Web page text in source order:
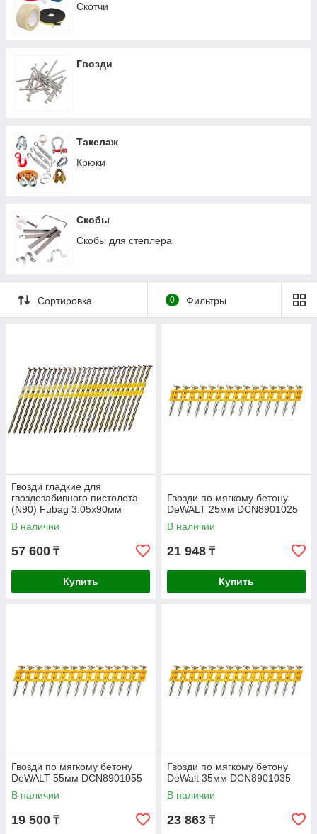
Скотчи
Гвозди
Такелаж
Крюки
Скобы
Скобы для степлера
Сортировка 0 Фильтры
Гвозди гладкие для
гвоздезабивного пистолета
(N90) Fubag 3.05х90мм
3000шт. 140109
В наличии
57 600 ₸
Купить
Гвозди по мягкому бетону
DeWALT 25мм DCN8901025
В наличии
21 948 ₸
Купить
Гвозди по мягкому бетону
DeWALT 55мм DCN8901055
В наличии
19 500 ₸
Гвозди по мягкому бетону
DeWalt 35мм DCN8901035
В наличии
23 863 ₸